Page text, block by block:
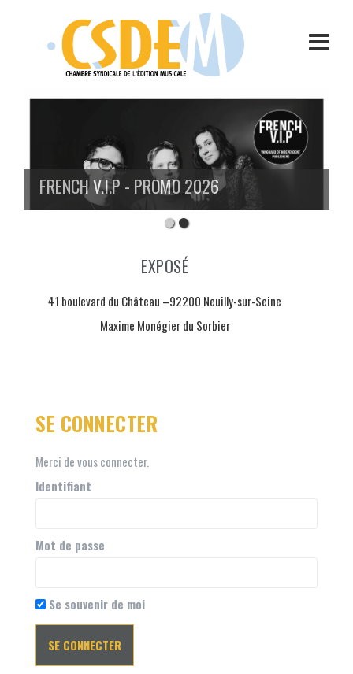
FRENCH V.I.P - PROMO 2026
EXPOSÉ
41 boulevard du Château –92200 Neuilly-sur-Seine
Maxime Monégier du Sorbier
SE CONNECTER
Merci de vous connecter.
Identifiant
Mot de passe
Se souvenir de moi